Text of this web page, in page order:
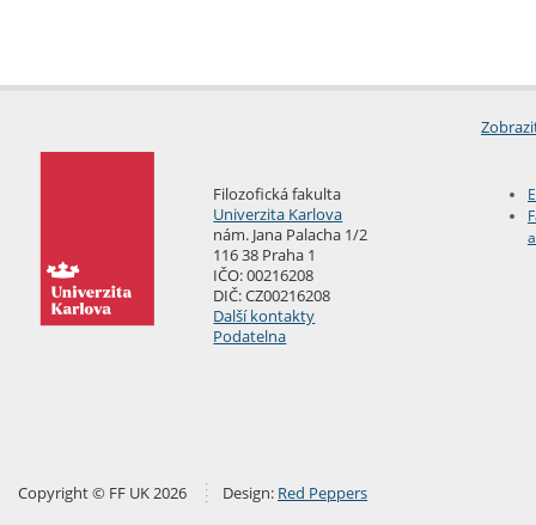
Filozofická fakulta
Univerzita Karlova
nám. Jana Palacha 1/2
116 38 Praha 1
IČO: 00216208
DIČ: CZ00216208
Další kontakty
Podatelna
Copyright © FF UK 2026 Design: Red Peppers